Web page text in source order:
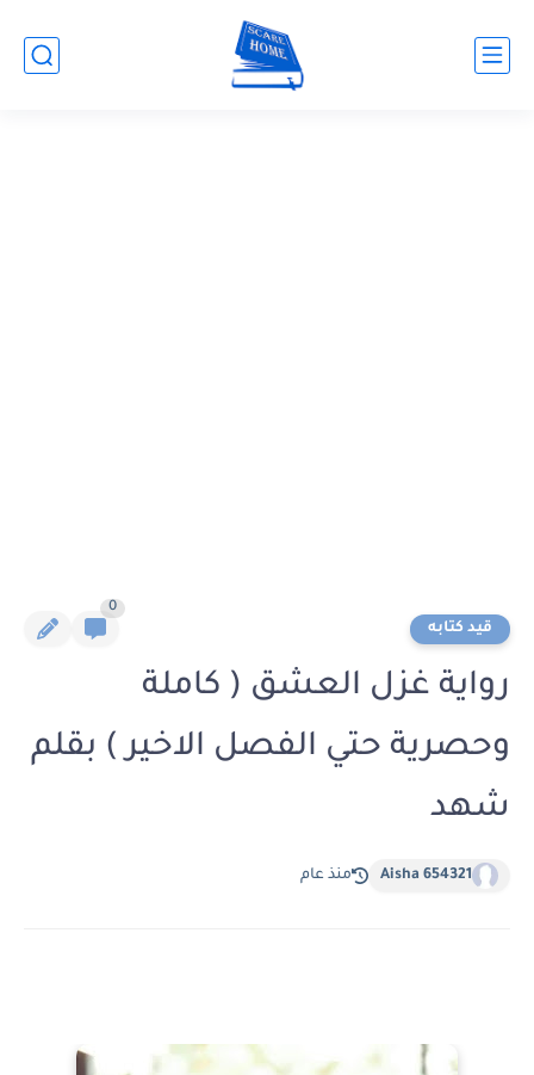
قيد كتابه
0
رواية غزل العشق ( كاملة
وحصرية حتي الفصل الاخير ) بقلم
شهد
Aisha 654321 منذ عام